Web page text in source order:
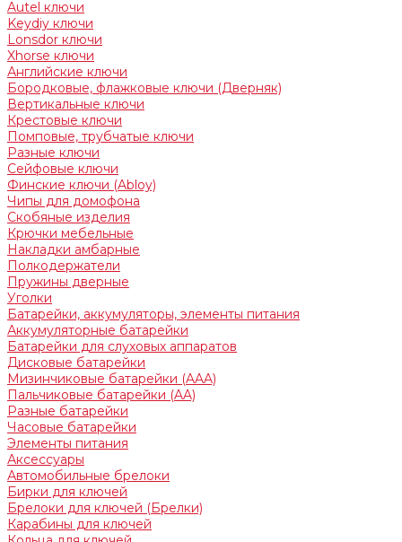
Autel ключи
Keydiy ключи
Lonsdor ключи
Xhorse ключи
Английские ключи
Бородковые, флажковые ключи (Дверняк)
Вертикальные ключи
Крестовые ключи
Помповые, трубчатые ключи
Разные ключи
Сейфовые ключи
Финские ключи (Abloy)
Чипы для домофона
Скобяные изделия
Крючки мебельные
Накладки амбарные
Полкодержатели
Пружины дверные
Уголки
Батарейки, аккумуляторы, элементы питания
Аккумуляторные батарейки
Батарейки для слуховых аппаратов
Дисковые батарейки
Мизинчиковые батарейки (AAA)
Пальчиковые батарейки (AA)
Разные батарейки
Часовые батарейки
Элементы питания
Аксессуары
Автомобильные брелоки
Бирки для ключей
Брелоки для ключей (Брелки)
Карабины для ключей